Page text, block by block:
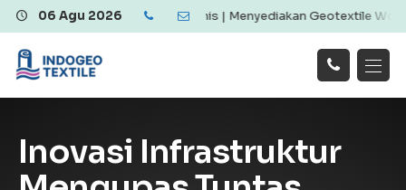
06 Agu 2026
dan Ekonomis | Menyediakan Geotextile Woven &
Tentang Kami
Galeri
Layanan
Hubungi
!
Inovasi Infrastruktur